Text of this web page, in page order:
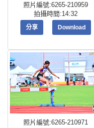
照片編號:6265-210959
拍攝時間:14:32
分享 Download
照片編號:6265-210971